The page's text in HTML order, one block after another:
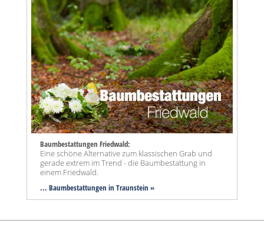
Baumbestattungen Friedwald:
Eine schöne Alternative zum klassischen Grab und
gerade extrem im Trend - die Baumbestattung in
einem Friedwald.
... Baumbestattungen in Traunstein »